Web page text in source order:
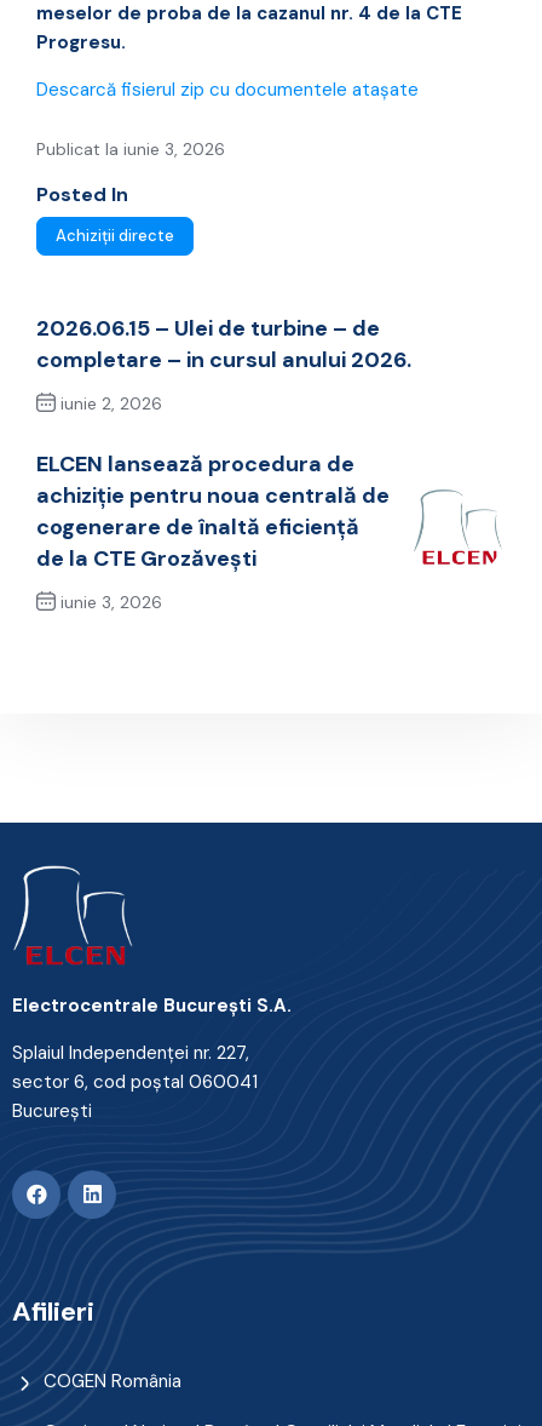
meselor de proba de la cazanul nr. 4 de la CTE
Progresu.
Descarcă fisierul zip cu documentele atașate
Publicat la iunie 3, 2026
Posted In
Achiziții directe
2026.06.15 – Ulei de turbine – de
completare – in cursul anului 2026.
iunie 2, 2026
ELCEN lansează procedura de
achiziție pentru noua centrală de
cogenerare de înaltă eficiență
de la CTE Grozăvești
iunie 3, 2026
Electrocentrale Bucureşti S.A.
Splaiul Independenţei nr. 227,
sector 6, cod poştal 060041
Bucureşti
Afilieri
COGEN România